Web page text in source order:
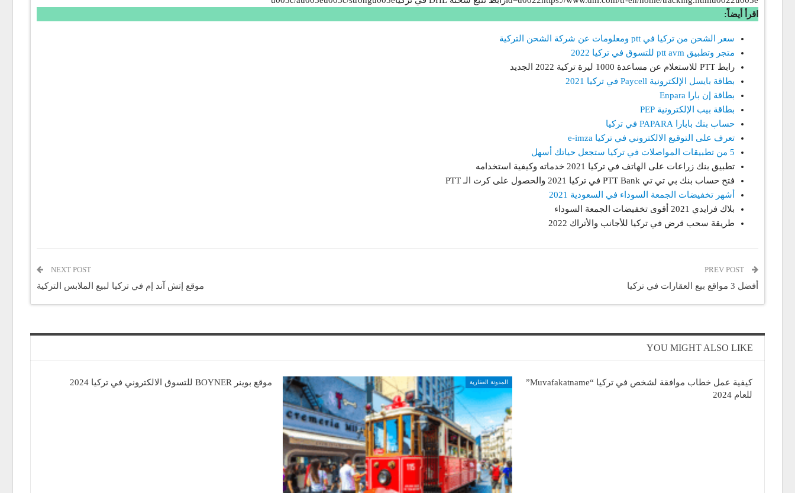
اقرأ أيضاً:
سعر الشحن من تركيا في ptt ومعلومات عن شركة الشحن التركية
متجر وتطبيق ptt avm للتسوق في تركيا 2022
رابط PTT للاستعلام عن مساعدة 1000 ليرة تركية 2022 الجديد
بطاقة بايسل الإلكترونية Paycell في تركيا 2021
بطاقة إن بارا Enpara
بطاقة بيب الإلكترونية PEP
حساب بنك بابارا PAPARA في تركيا
تعرف على التوقيع الالكتروني في تركيا e-imza
5 من تطبيقات المواصلات في تركيا ستجعل حياتك أسهل
تطبيق بنك زراعات على الهاتف في تركيا 2021 خدماته وكيفية استخدامه
فتح حساب بنك بي تي تي PTT Bank في تركيا 2021 والحصول على كرت الـ PTT
أشهر تخفيضات الجمعة السوداء في السعودية 2021
بلاك فرايدي 2021 أقوى تخفيضات الجمعة السوداء
طريقة سحب قرض في تركيا للأجانب والأتراك 2022
أفضل 3 مواقع بيع العقارات في تركيا
NEXT POST
موقع إتش آند إم في تركيا لبيع الملابس التركية
YOU MIGHT ALSO LIKE
كيفية عمل خطاب موافقة لشخص في تركيا “Muvafakatname”
للعام 2024
المدونة العقارية موقع بوينر BOYNER للتسوق الالكتروني في تركيا 2024